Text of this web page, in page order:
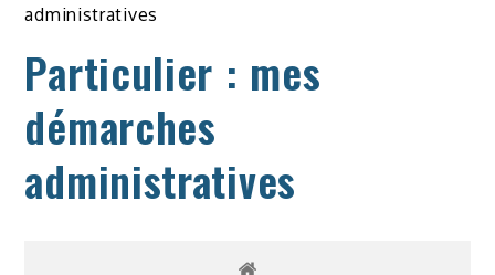
administratives
Particulier : mes
démarches
administratives